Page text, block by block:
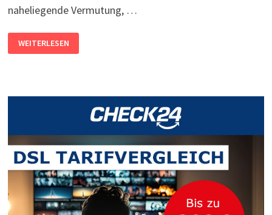
naheliegende Vermutung, …
EXCEL-
DATEI
ÖFFNET
DAUERT
WEITERLESEN